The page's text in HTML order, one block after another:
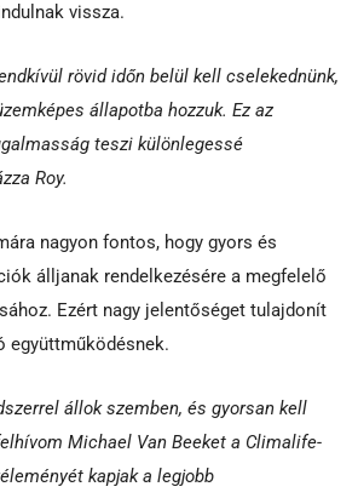
vissza.
rövid időn belül kell cselekednünk,
állapotba hozzuk. Ez az
teszi különlegessé
Roy.
nagyon fontos, hogy gyors és
álljanak rendelkezésére a megfelelő
Ezért nagy jelentőséget tulajdonít
együttműködésnek.
állok szemben, és gyorsan kell
Michael Van Beeket a Climalife-
kapjak a legjobb